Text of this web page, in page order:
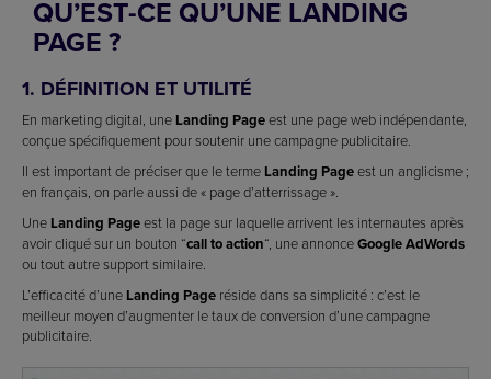
QU’EST-CE QU’UNE LANDING
PAGE ?
1. DÉFINITION ET UTILITÉ
En marketing digital, une Landing Pageest une page web indépendante,
conçue spécifiquement pour soutenir une campagne publicitaire.
Il est important de préciser que le terme Landing Pageest un anglicisme ;
en français, on parle aussi de « page d’atterrissage ».
Une Landing Pageest la page sur laquelle arrivent les internautes après
avoir cliqué sur un bouton “call to action“, une annonceGoogle AdWords
ou tout autre support similaire.
L’efficacité d’une Landing Page réside dans sa simplicité : c’est le
meilleur moyen d’augmenter le taux de conversion d’une campagne
publicitaire.